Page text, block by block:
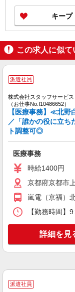
キープ
この求人に似
派遣社員
株式会社スタッフサービ
（お仕事No.I10486652）
【医療事務】≪北
／「誰かの役に立ち
ト調整可◎
医療事務
時給1400円
京都府京都市
嵐電（京福）
【勤務時間
詳細を見
派遣社員